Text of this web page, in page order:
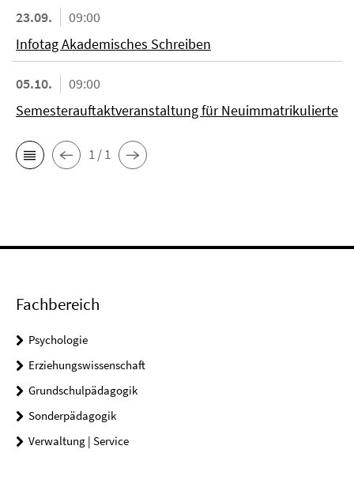
23.09.
09:00
Infotag Akademisches Schreiben
05.10.
09:00
Semesterauftaktveranstaltung für Neuimmatrikulierte
1 / 1
Fachbereich
Psychologie
Erziehungswissenschaft
Grundschulpädagogik
Sonderpädagogik
Verwaltung | Service